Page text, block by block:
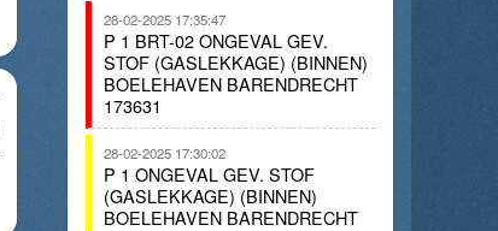
28-02-2025 17:35:47
P 1 BRT-02 ONGEVAL GEV.
STOF (GASLEKKAGE) (BINNEN)
BOELEHAVEN BARENDRECHT
173631
28-02-2025 17:30:02
P 1 ONGEVAL GEV. STOF
(GASLEKKAGE) (BINNEN)
BOELEHAVEN BARENDRECHT